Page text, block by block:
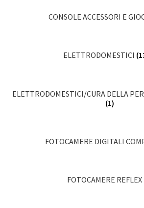
CONSOLE ACCESSORI E
ELETTRODOMESTICI
ELETTRODOMESTICI/CURA DELLA
(1)
FOTOCAMERE DIGITALI
FOTOCAMERE REFLEX